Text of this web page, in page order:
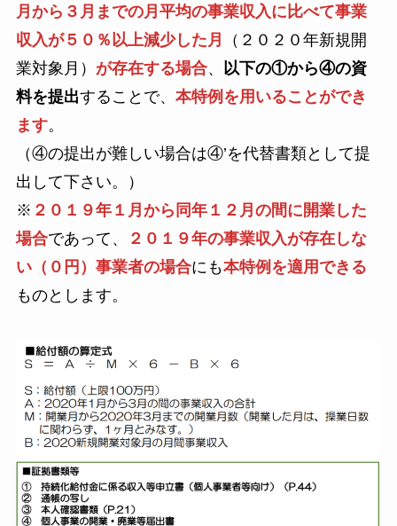
月から３月までの月平均の事業収入に比べて事業
収入が５０％以上減少した月
（２０２０年新規開
業対象月） が存在する場合、
以下の①から④の資
料を提出することで、 本特例を用いることができ
ます。
（④の提出が難しい場合は④’を代替書類として提
出して下さい。）
※ ２０１９年１月から同年１２月の間に開業した
場合であって、
２０１９年の事業収入が存在しな
い（０円）事業者の場合にも本特例を適用できる
ものとします。